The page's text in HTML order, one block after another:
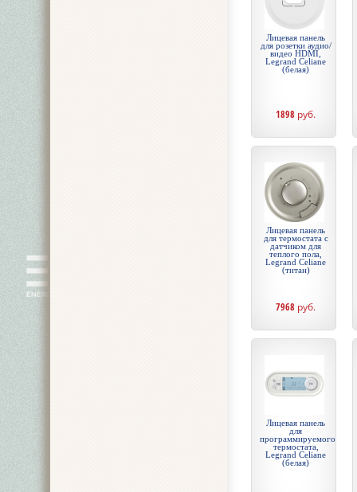
Лицевая панель
для розетки аудио/
видео HDMI,
Legrand Celiane
(белая)
1898 руб.
Лицевая панель
для термостата с
датчиком для
теплого пола,
Legrand Celiane
(титан)
7968 руб.
Лицевая панель
для
программируемого
термостата,
Legrand Celiane
(белая)